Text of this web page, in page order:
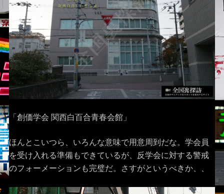
「創価学会 関西白百合青春会館」
ほんとこいつら、いろんな意味で用意周到だな。学会員
を受け入れる準備もできているが、反学会に対する警戒
のフォーメーションも完璧だ。さすがというべきか、、